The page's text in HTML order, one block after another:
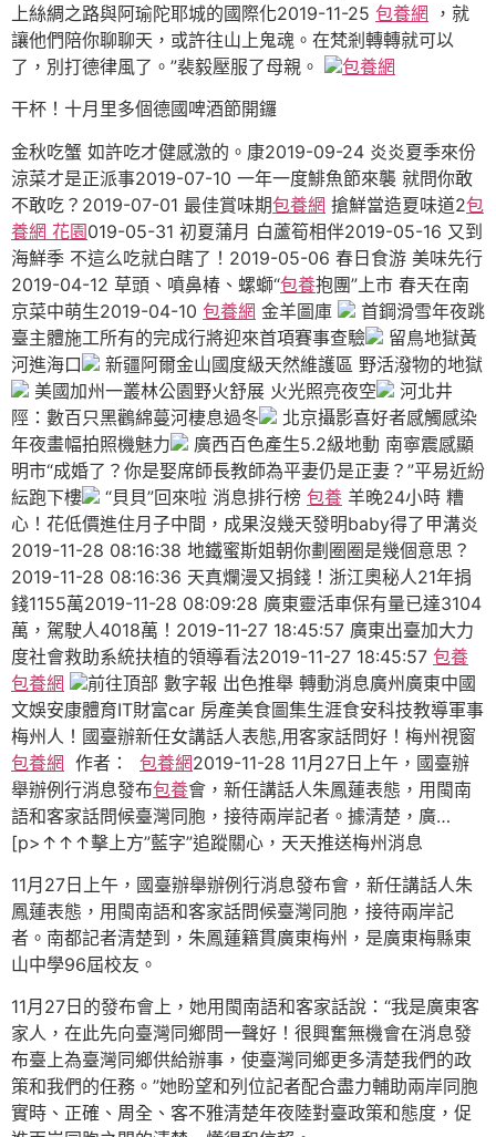
上絲綢之路與阿瑜陀耶城的國際化2019-11-25 包養網 ，就
讓他們陪你聊聊天，或許往山上鬼魂。在梵剎轉轉就可以
了，別打德律風了。”裴毅壓服了母親。
包養網
干杯！十月里多個德國啤酒節開鑼
金秋吃蟹 如許吃才健感激的。康2019-09-24 炎炎夏季來份
涼菜才是正派事2019-07-10 一年一度鯡魚節來襲 就問你敢
不敢吃？2019-07-01 最佳賞味期包養網 搶鮮當造夏味道2包
養網 花園019-05-31 初夏蒲月 白蘆筍相伴2019-05-16 又到
海鮮季 不這么吃就白瞎了！2019-05-06 春日食游 美味先行
2019-04-12 草頭、噴鼻椿、螺螄“包養抱團”上市 春天在南
京菜中萌生2019-04-10 包養網 金羊圖庫
首鋼滑雪年夜跳
臺主體施工所有的完成行將迎來首項賽事查驗
留鳥地獄黃
河進海口
新疆阿爾金山國度級天然維護區 野活潑物的地獄
美國加州一叢林公園野火舒展 火光照亮夜空
河北井
陘：數百只黑鸛綿蔓河棲息過冬
北京攝影喜好者感觸感染
年夜畫幅拍照機魅力
廣西百色產生5.2級地動 南寧震感顯
明市“成婚了？你是娶席師長教師為平妻仍是正妻？”平易近紛
紜跑下樓
“貝貝”回來啦 消息排行榜 包養 羊晚24小時 糟
心！花低價進住月子中間，成果沒幾天發明baby得了甲溝炎
2019-11-28 08:16:38 地鐵蜜斯姐朝你劃圈圈是幾個意思？
2019-11-28 08:16:36 天真爛漫又捐錢！浙江奧秘人21年捐
錢1155萬2019-11-28 08:09:28 廣東靈活車保有量已達3104
萬，駕駛人4018萬！2019-11-27 18:45:57 廣東出臺加大力
度社會救助系統扶植的領導看法2019-11-27 18:45:57 包養
包養網
前往頂部 數字報 出色推舉 轉動消息廣州廣東中國
文娛安康體育IT財富car 房產美食圖集生涯食安科技教導軍事
梅州人！國臺辦新任女講話人表態,用客家話問好！梅州視窗
包養網 作者： 包養網2019-11-28 11月27日上午，國臺辦
舉辦例行消息發布包養會，新任講話人朱鳳蓮表態，用閩南
語和客家話問候臺灣同胞，接待兩岸記者。據清楚，廣…
[p>↑↑↑擊上方”藍字”追蹤關心，天天推送梅州消息
11月27日上午，國臺辦舉辦例行消息發布會，新任講話人朱
鳳蓮表態，用閩南語和客家話問候臺灣同胞，接待兩岸記
者。南都記者清楚到，朱鳳蓮籍貫廣東梅州，是廣東梅縣東
山中學96屆校友。
11月27日的發布會上，她用閩南語和客家話說：“我是廣東客
家人，在此先向臺灣同鄉問一聲好！很興奮無機會在消息發
布臺上為臺灣同鄉供給辦事，使臺灣同鄉更多清楚我們的政
策和我們的任務。”她盼望和列位記者配合盡力輔助兩岸同胞
實時、正確、周全、客不雅清楚年夜陸對臺政策和態度，促